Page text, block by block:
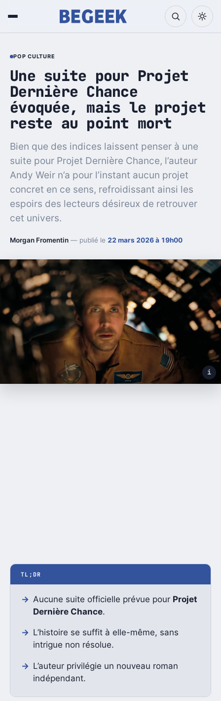
POP CULTURE
Une suite pour Projet
Dernière Chance
évoquée, mais le projet
reste au point mort
Bien que des indices laissent penser à une
suite pour Projet Dernière Chance, l’auteur
Andy Weir n’a pour l’instant aucun projet
concret en ce sens, refroidissant ainsi les
espoirs des lecteurs désireux de retrouver
cet univers.
Morgan Fromentin — publié le 22 mars 2026 à 19h00
i
TL;DR
Aucune suite officielle prévue pour Projet
Dernière Chance.
L’histoire se suffit à elle-même, sans
intrigue non résolue.
L’auteur privilégie un nouveau roman
indépendant.